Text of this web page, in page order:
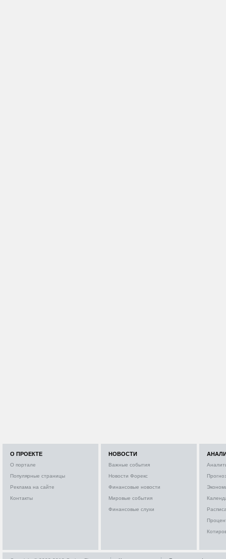
О ПРОЕКТЕ
О портале
Популярные страницы
Реклама на сайте
Контакты
НОВОСТИ
Важные события
Новости Форекс
Финансовые новости
Мировые события
Финансовые слухи